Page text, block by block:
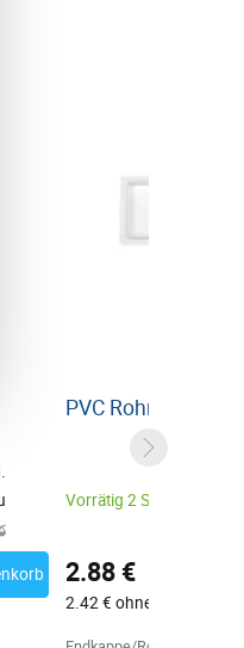
PVC Rohrstopfen
Vorrätig 2 Stk.
2.88 €
2.42 € ohne MwSt.